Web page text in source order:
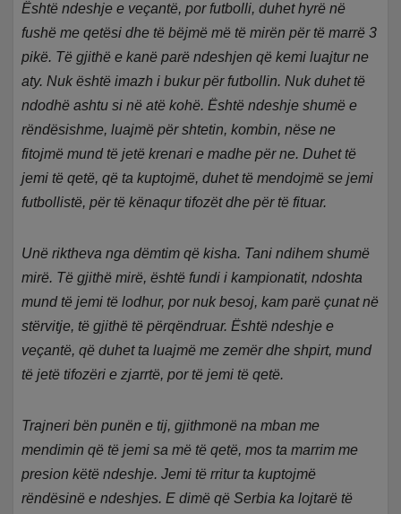
Është ndeshje e veçantë, por futbolli, duhet hyrë në
fushë me qetësi dhe të bëjmë më të mirën për të marrë 3
pikë. Të gjithë e kanë parë ndeshjen që kemi luajtur ne
aty. Nuk është imazh i bukur për futbollin. Nuk duhet të
ndodhë ashtu si në atë kohë. Është ndeshje shumë e
rëndësishme, luajmë për shtetin, kombin, nëse ne
fitojmë mund të jetë krenari e madhe për ne. Duhet të
jemi të qetë, që ta kuptojmë, duhet të mendojmë se jemi
futbollistë, për të kënaqur tifozët dhe për të fituar.
Unë riktheva nga dëmtim që kisha. Tani ndihem shumë
mirë. Të gjithë mirë, është fundi i kampionatit, ndoshta
mund të jemi të lodhur, por nuk besoj, kam parë çunat në
stërvitje, të gjithë të përqëndruar. Është ndeshje e
veçantë, që duhet ta luajmë me zemër dhe shpirt, mund
të jetë tifozëri e zjarrtë, por të jemi të qetë.
Trajneri bën punën e tij, gjithmonë na mban me
mendimin që të jemi sa më të qetë, mos ta marrim me
presion këtë ndeshje. Jemi të rritur ta kuptojmë
rëndësinë e ndeshjes. E dimë që Serbia ka lojtarë të